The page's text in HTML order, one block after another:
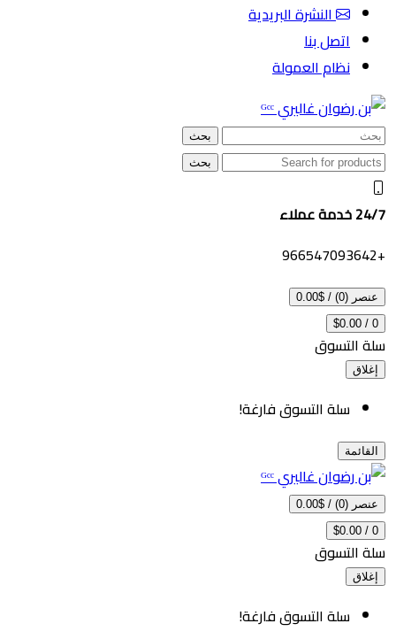
النشرة البريدية
اتصل بنا
نظام العمولة
(0)
/
$0.00
$0.00
سلة التسوق فارغة!
(0)
/
$0.00
$0.00
سلة التسوق فارغة!